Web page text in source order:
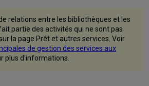
relations entre les bibliothèques et les
partie des activités qui ne sont pas
la page Prêt et autres services. Voir
de gestion des services aux
plus d'informations.